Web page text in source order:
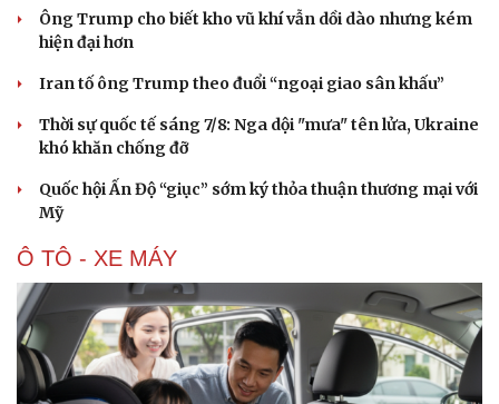
Cải chính
Ông Trump cho biết kho vũ khí vẫn dồi dào nhưng kém
hiện đại hơn
Iran tố ông Trump theo đuổi “ngoại giao sân khấu”
Thời sự quốc tế sáng 7/8: Nga dội "mưa" tên lửa, Ukraine
khó khăn chống đỡ
Quốc hội Ấn Độ “giục” sớm ký thỏa thuận thương mại với
Mỹ
Ô TÔ - XE MÁY